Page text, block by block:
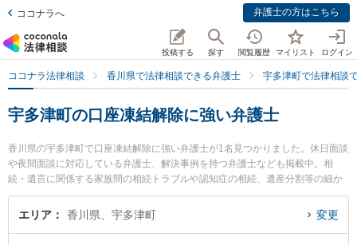
ココナラへ 弁護士の方はこちら
投稿する 探す 閲覧履歴 マイリスト ログイン
ココナラ法律相談 香川県で法律相談できる弁護士 宇多津町で法律相談
宇多津町の口座凍結解除に強い弁護士
香川県の宇多津町で口座凍結解除に強い弁護士が1名見つかりました。休日面談
や夜間面談に対応している弁護士、解決事例を持つ弁護士なども掲載中。相
続・遺言に関係する家族間の相続トラブルや認知症の相続、遺産分割等の細か
な分野での絞り込み検索もでき便利です。特にマリトラスト税務法律事務所の
小松 真理弁護士のプロフィール情報や弁護士費用、強みなどが注目されていま
エリア 香川県、宇多津町 変更